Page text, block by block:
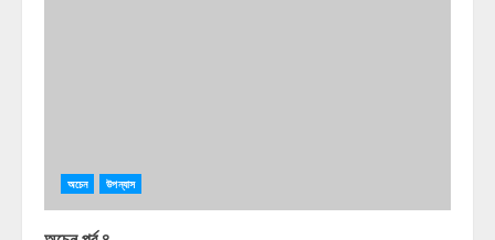
অচেন উপন্যাস